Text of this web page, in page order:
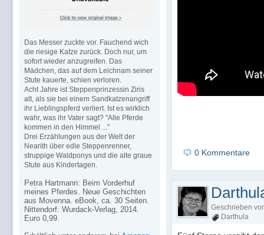
0 Kommentare
Geschrieben
Darthula
Das Messer zuckte vor. Fauchend wich
die riesige Katze zurück. Doch nur, um
sofort wieder anzugreifen. Das
Mädchen, das auf dem Leichnam seiner
Stute kauerte, schien verloren.
Acht Jahre ist Steppenprinzessin Ziris
alt, als sie bei einem Sandkatzenangriff
ihr Lieblingspferd verliert. Ist es wirklich
wahr, was ihr Vater sagt? "Alle Pferde
kommen in den Himmel ..."
Drei Erzählungen aus der Welt der
Nearith über edle Steppenrenner,
struppige Waldponys und die alte graue
Stute aus Kindertagen.
Petra Hartmann: Beim Vorderhuf
meines Pferdes. Neue Geschichten
aus Movenna. eBook, ca. 30 Seiten.
Nittendorf: Wurdack-Verlag, 2014.
Euro 0,99.